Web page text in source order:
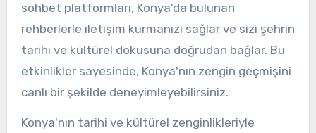
sohbet platformları, Konya'da bulunan
rehberlerle iletişim kurmanızı sağlar ve sizi şehrin
tarihi ve kültürel dokusuna doğrudan bağlar. Bu
etkinlikler sayesinde, Konya'nın zengin geçmişini
canlı bir şekilde deneyimleyebilirsiniz.
Konya'nın tarihi ve kültürel zenginlikleriyle